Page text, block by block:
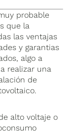
probable
que la
las ventajas
y garantias
algo a
realizar una
de
alto voltaje o